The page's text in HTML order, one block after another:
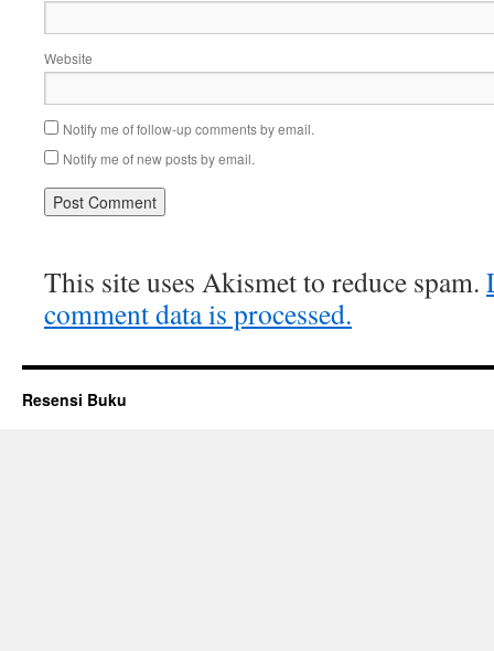
Website
Notify me of follow-up comments by email.
Notify me of new posts by email.
This site uses Akismet to reduce spam.
comment data is processed.
Resensi Buku